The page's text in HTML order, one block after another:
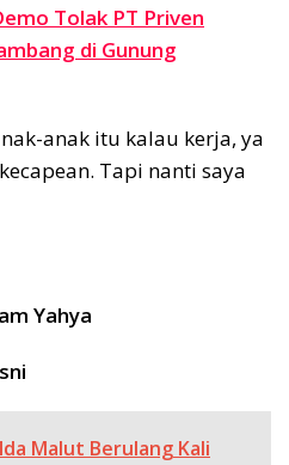
Tolak PT Priven
di Gunung
anak itu kalau kerja, ya
Tapi nanti saya
Yahya
Malut Berulang Kali